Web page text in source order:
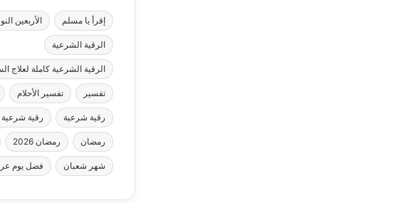
إقرأ يا مسلم الأربعين
الرقية الشرعية
الرقية الشرعية كاملة لعلاج
تفسير تفسير الأحلام
رقية شرعية رقية
رمضان رمضان 2026
شهر شعبان فضل يوم